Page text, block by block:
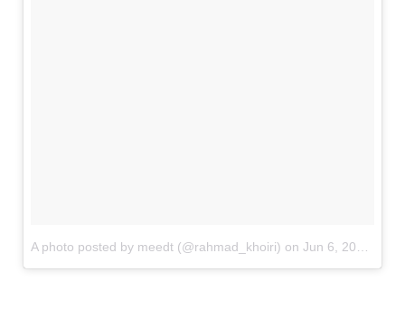
A photo posted by meedt (@rahmad_khoiri) on Jun 6, 2015 at 9:41pm PDT